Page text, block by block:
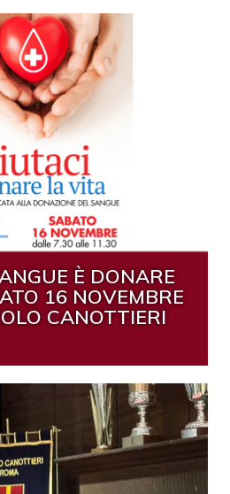
È DONARE
16 NOVEMBRE
CANOTTIERI